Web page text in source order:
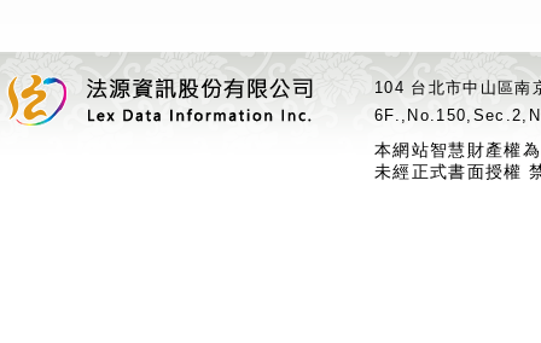
104 台北市中山區
本網站智慧財產權
未經正式書面授權